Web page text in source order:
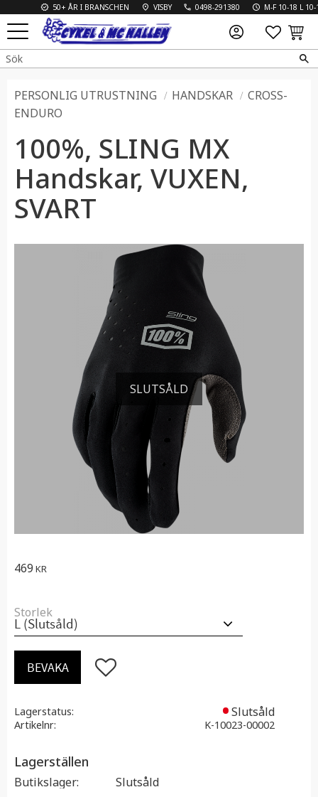
Meny
50+ ÅR I BRANSCHEN VISBY 0498-291380 M-F 10-18 L 10-13
PERSONLIG UTRUSTNING HANDSKAR
CROSS-
ENDURO
100%, SLING MX
Handskar, VUXEN,
SVART
SLUTSÅLD
469 KR
Storlek
Lägg till i favoriter
BEVAKA
Lagerstatus Slutsåld
Artikelnr K-10023-00002
Lagerställen
Butikslager Slutsåld